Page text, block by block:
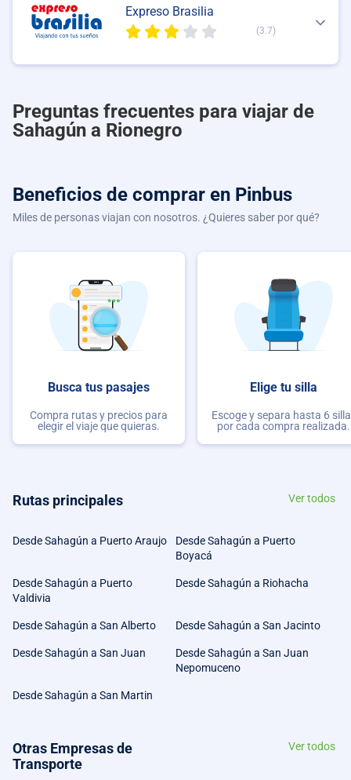
Expreso Brasilia
(3.7)
Preguntas frecuentes para viajar de
Sahagún a Rionegro
Beneficios de comprar en Pinbus
Miles de personas viajan con nosotros. ¿Quieres saber por qué?
Busca tus pasajes
Compra rutas y precios para
elegir el viaje que quieras.
Elige tu silla
Escoge y separa hasta 6
por cada compra realizada.
Rutas principales Ver todos
Desde Sahagún a Puerto Araujo
Desde Sahagún a Puerto
Boyacá
Desde Sahagún a Puerto
Valdivia
Desde Sahagún a Riohacha
Desde Sahagún a San Alberto Desde Sahagún a San Jacinto
Desde Sahagún a San Juan
Desde Sahagún a San Juan
Nepomuceno
Desde Sahagún a San Martin
Otras Empresas de
Transporte
Ver todos